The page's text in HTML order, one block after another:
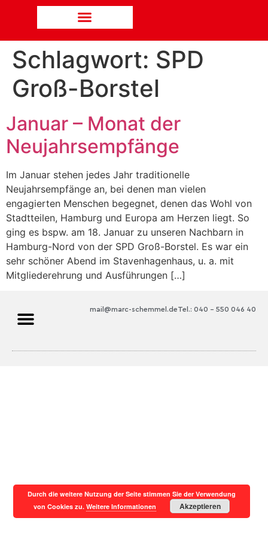
Schlagwort: SPD
Groß-Borstel
Januar – Monat der
Neujahrsempfänge
Im Januar stehen jedes Jahr traditionelle
Neujahrsempfänge an, bei denen man vielen
engagierten Menschen begegnet, denen das Wohl von
Stadtteilen, Hamburg und Europa am Herzen liegt. So
ging es bspw. am 18. Januar zu unseren Nachbarn in
Hamburg-Nord von der SPD Groß-Borstel. Es war ein
sehr schöner Abend im Stavenhagenhaus, u. a. mit
Mitgliederehrung und Ausführungen […]
Tel.: 040 – 550 046 40
mail@marc-schemmel.de
Durch die weitere Nutzung der Seite stimmen Sie der Verwendung
von Cookies zu.Weitere Informationen Akzeptieren